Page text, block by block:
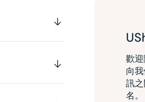
歡
向
訊
名。